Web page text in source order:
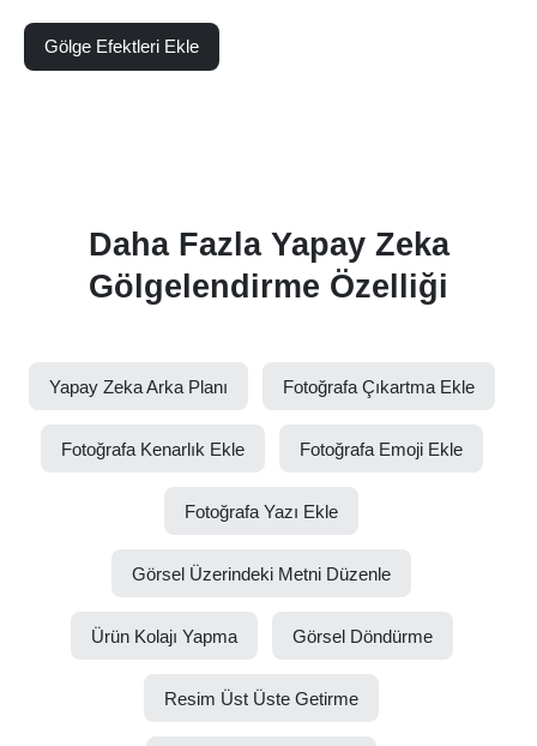
Gölge Efektleri Ekle
Daha Fazla Yapay Zeka
Gölgelendirme Özelliği
Yapay Zeka Arka Planı Fotoğrafa Çıkartma Ekle
Fotoğrafa Kenarlık Ekle Fotoğrafa Emoji Ekle
Fotoğrafa Yazı Ekle
Görsel Üzerindeki Metni Düzenle
Ürün Kolajı Yapma Görsel Döndürme
Resim Üst Üste Getirme